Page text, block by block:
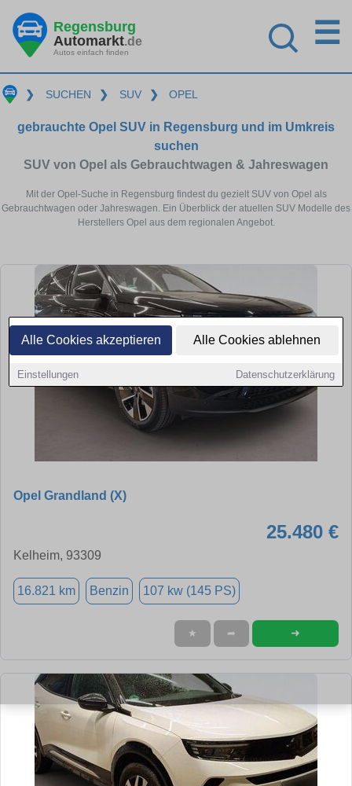
Alle Cookies akzeptieren Alle Cookies ablehnen
Einstellungen Datenschutzerklärung
Regensburg
Automarkt.de
Autos einfach finden
☰
❯ SUCHEN ❯ SUV ❯ OPEL
gebrauchte Opel SUV in Regensburg und im Umkreis
suchen
SUV von Opel als Gebrauchtwagen & Jahreswagen
Mit der Opel-Suche in Regensburg findest du gezielt SUV von Opel als
Gebrauchtwagen oder Jahreswagen. Ein Überblick der atuellen SUV Modelle des
Herstellers Opel aus dem regionalen Angebot.
Opel Grandland (X)
25.480 €
Kelheim, 93309
16.821 km Benzin 107 kw (145 PS)
★ ➦ ➜